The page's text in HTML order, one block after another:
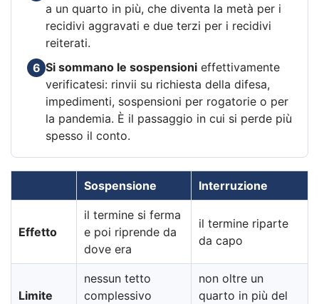
a un quarto in più, che diventa la metà per i
recidivi aggravati e due terzi per i recidivi
reiterati.
6 Si sommano le sospensioni effettivamente
verificatesi: rinvii su richiesta della difesa,
impedimenti, sospensioni per rogatorie o per
la pandemia. È il passaggio in cui si perde più
spesso il conto.
Sospensione Interruzione
Effetto
il termine si ferma
e poi riprende da
dove era
il termine riparte
da capo
Limite
nessun tetto
complessivo
non oltre un
quarto in più del